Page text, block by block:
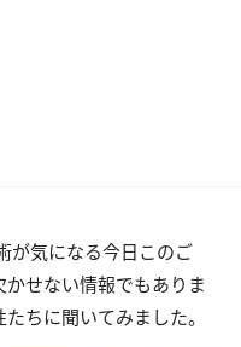
が気になる今日このご
せない情報でもありま
ちに聞いてみました。